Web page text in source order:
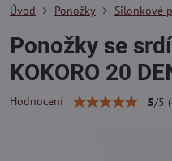
Úvod Ponožky Silonkové
Ponožky se
KOKORO 20
Hodnocení 5/5 (